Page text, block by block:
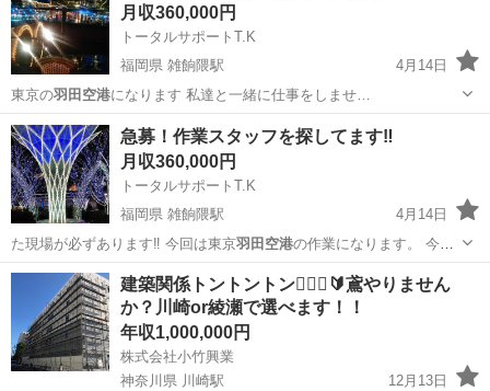
策立案と行動 ・...月収360,000円
トータルサポートT.K
福岡県 雑餉隈駅
4月14日
東京の羽田空港になります 私達と一緒に仕事をしませ…
福岡 福岡市 雑餉隈駅 その他 災害復旧
急募！作業スタッフを探してます‼️
月収360,000円
トータルサポートT.K
福岡県 雑餉隈駅
4月14日
た現場が必ずあります‼️ 今回は東京羽田空港の作業になります。 今年
の５月20日…
福岡 福岡市 雑餉隈駅 その他
建築関係トントントン👷🏽‍♂️🔰鳶やりません
か？川崎or綾瀬で選べます！！
年収1,000,000円
株式会社小竹興業
神奈川県 川崎駅
12月13日